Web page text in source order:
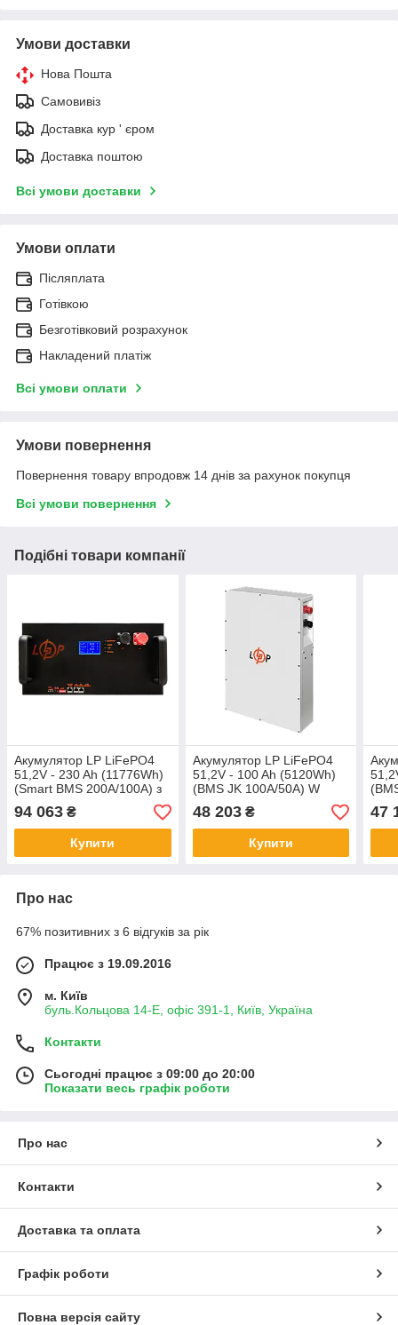
Умови доставки
Нова Пошта
Самовивіз
Доставка кур ' єром
Доставка поштою
Всі умови доставки
Умови оплати
Післяплата
Готівкою
Безготівковий розрахунок
Накладений платіж
Всі умови оплати
Умови повернення
Повернення товару впродовж 14 днів за рахунок покупця
Всі умови повернення
Подібні товари компанії
Акумулятор LP LiFePO4
51,2V - 230 Ah (11776Wh)
(Smart BMS 200A/100А) з
LCD метал RM
RS485/CAN
94 063 ₴
Купити
Акумулятор LP LiFePO4
51,2V - 100 Ah (5120Wh)
(BMS JK 100A/50А) W
RS485/CAN WH
48 203₴
Купити
47
Про нас
67% позитивних з 6 відгуків за рік
Працює з 19.09.2016
м. Київ
буль.Кольцова 14-Е, офіс 391-1, Київ, Україна
Контакти
Сьогодні працює з 09:00 до 20:00
Показати весь графік роботи
Про нас
Контакти
Доставка та оплата
Графік роботи
Повна версія сайту